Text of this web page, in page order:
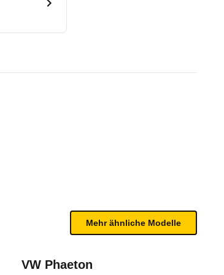
Sie bitte dem Rückruf, da
VW Phaeton
Mehr ähnliche Modelle